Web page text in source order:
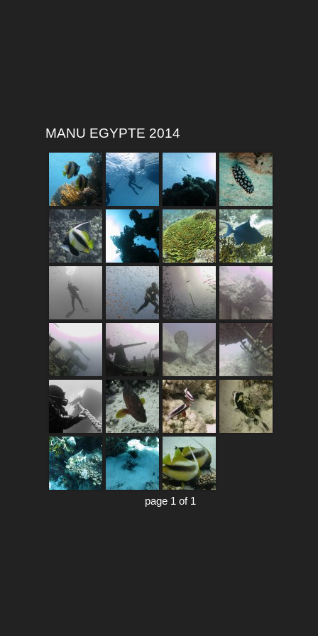
MANU EGYPTE 2014
page 1 of 1